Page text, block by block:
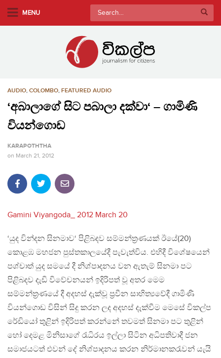
MENU
Search
for:
AUDIO, COLOMBO, FEATURED AUDIO
‘අබාලාගේ සිට පබාලා දක්වා‘ – ගාමිණි
වියන්ගොඩ
KARAPOTHTHA
on March 21, 2012
Gamini Viyangoda_ 2012 March 20
‘යුද වින්දන සිනමාව‘ පිළිබදව සම්මන්ත්‍රණයක් ඊයේ(20)
කොළඹ මහජන පුස්තකාලයේදී පැවැත්විය. එහිදී විශේෂයෙන්
පශ්චාත් යුද සමයේ දී නිශ්පාදනය වන ඇතැම් සිනමා පට
පිළිබදව දැඩි විවේචනයන් ඉදිරිපත් වූ අතර මෙම
සම්මන්ත්‍රණයේ දී අදහස් දැක්වූ ප්‍රවීන සාහිත්‍යවේදී ගාමිණි
වියන්ගොඩ විසින් සිදු කරන ලද අදහස් දැක්වීම මෙසේ විකල්ප
රේඩියෝ තුළින් ඉදිරිපත් කරන්නේ තවමත් සිනමා පට තුළින්
හෝ දෙමළ මිනිසාගේ රැධිරය ඉල්ලා සිටින අධිපතිවාදී ජන
සමාජයටත් එවන් දේ නිශ්පාදනය කරන නිර්මානකරැවන් යැයි